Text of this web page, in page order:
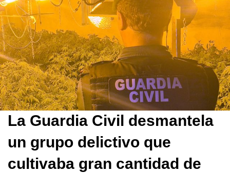
La Guardia Civil desmantela
un grupo delictivo que
cultivaba gran cantidad de